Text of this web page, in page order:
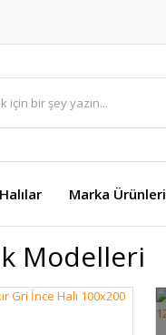
Marka Ürünleri
Modelleri